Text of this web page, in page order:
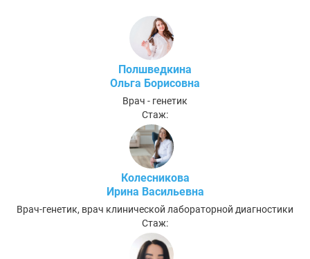
Полшведкина
Ольга Борисовна
Врач - генетик
Стаж:
Колесникова
Ирина Васильевна
Врач-генетик, врач клинической лабораторной диагностики
Стаж: